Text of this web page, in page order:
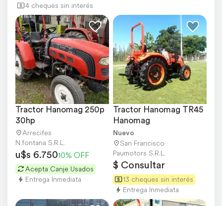
4 cheques sin interés
Tractor Hanomag 250p
30hp
Arrecifes
N.fontana S.R.L.
u$s 6.75010% OFF
Acepta Canje Usados
Entrega Inmediata
Tractor Hanomag TR45
Hanomag
Nuevo
San Francisco
Paumotors S.R.L.
$ Consultar
13 cheques sin interés
Entrega Inmediata